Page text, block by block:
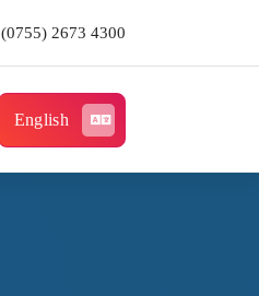
(0755) 2673 4300
English